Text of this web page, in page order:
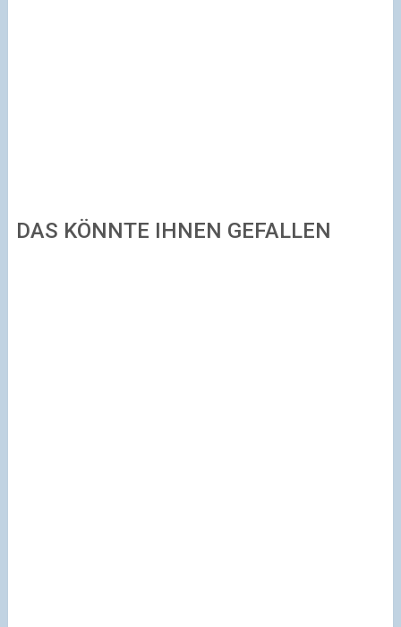
DAS KÖNNTE IHNEN GEFALLEN